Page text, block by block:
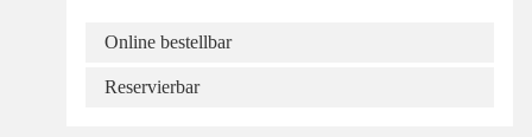
Online bestellbar
Reservierbar